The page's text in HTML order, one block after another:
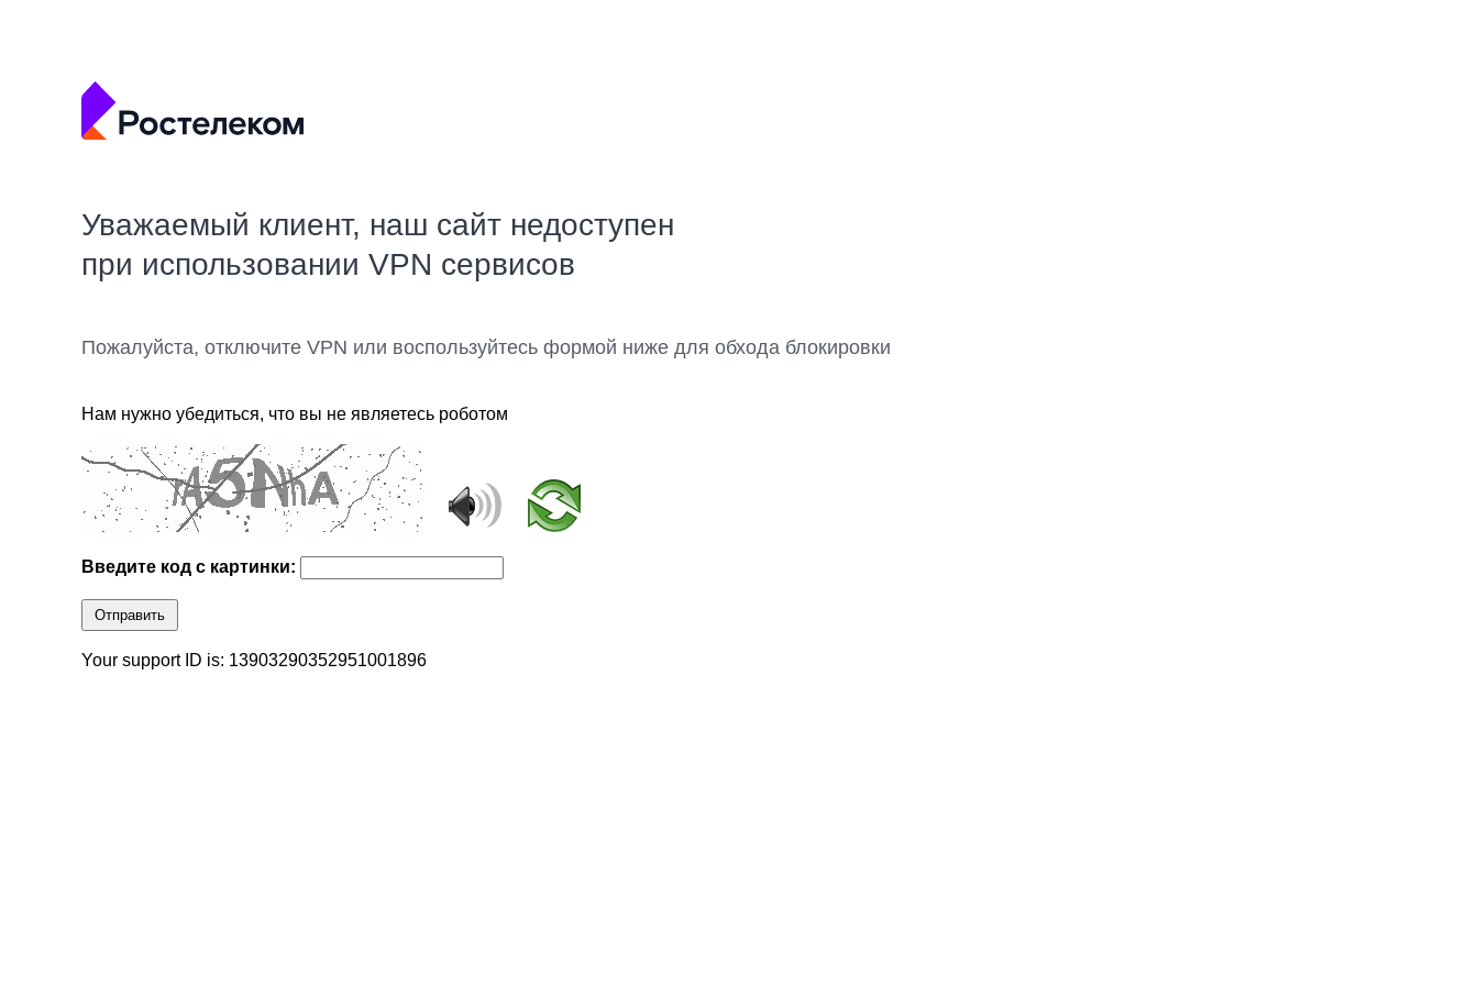
Уважаемый клиент, наш сайт недоступен
при использовании VPN сервисов
Пожалуйста, отключите VPN или воспользуйтесь формой ниже для обхода блокировки
Нам нужно убедиться, что вы не являетесь роботом
Введите код с картинки:
Отправить
Your support ID is: 13903290352951001896